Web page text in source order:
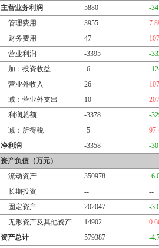
主营业务利润
5880
-
管理费用
3955
财务费用
47
营业利润
-3395
-
加：投资收益
-6
-
营业外收入
26
减：营业外支出
10
利润总额
-3378
-
减：所得税
-5
净利润
-3358
-
资产负债（万元）
流动资产
350978
-
长期投资
--
--
固定资产
202047
-
无形资产及其他资产
14902
资产总计
579387
-